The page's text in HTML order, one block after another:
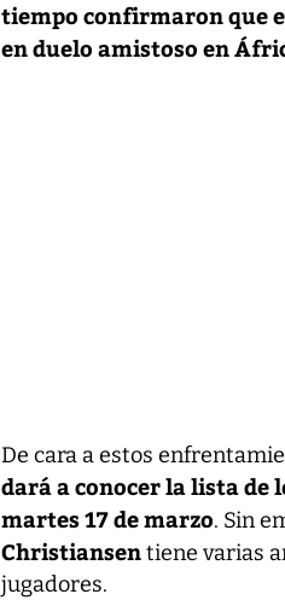
tiempo confirmaron que
en duelo amistoso en
De cara a estos
dará a conocer la lista de
martes 17 de marzo. Sin
Christiansentiene varias
jugadores.